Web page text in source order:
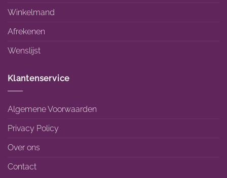
Winkelmand
Afrekenen
Wenslijst
Klantenservice
Algemene Voorwaarden
Privacy Policy
Over ons
Contact